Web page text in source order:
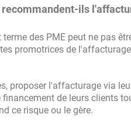
ils
des PME peut ne pas
promotrices de
proposer l'affacturage via
de leurs clients
ce risque ou le gère.